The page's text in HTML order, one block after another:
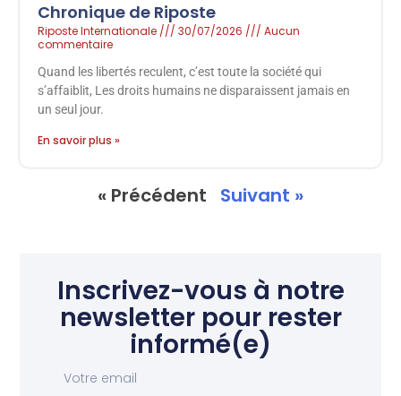
Chronique de Riposte
Riposte Internationale 30/07/2026
Aucun
commentaire
Quand les libertés reculent, c’est toute la société qui
s’affaiblit, Les droits humains ne disparaissent jamais en
un seul jour.
En savoir plus »
« Précédent Suivant »
Inscrivez-vous à notre
newsletter pour rester
informé(e)